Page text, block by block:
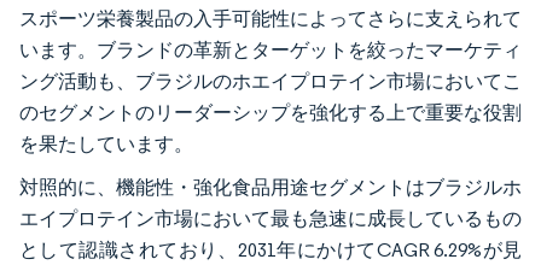
スポーツ栄養製品の入手可能性によってさらに支えられて
います。ブランドの革新とターゲットを絞ったマーケティ
ング活動も、ブラジルのホエイプロテイン市場においてこ
のセグメントのリーダーシップを強化する上で重要な役割
を果たしています。
対照的に、機能性・強化食品用途セグメントはブラジルホ
エイプロテイン市場において最も急速に成長しているもの
として認識されており、2031年にかけてCAGR 6.29%が見